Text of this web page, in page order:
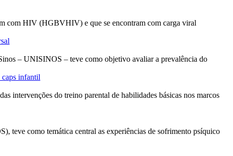
com HIV (HGBVHIV) e que se encontram com carga viral
– UNISINOS – teve como objetivo avaliar a prevalência do
caps infantil
intervenções do treino parental de habilidades básicas nos marcos
teve como temática central as experiências de sofrimento psíquico